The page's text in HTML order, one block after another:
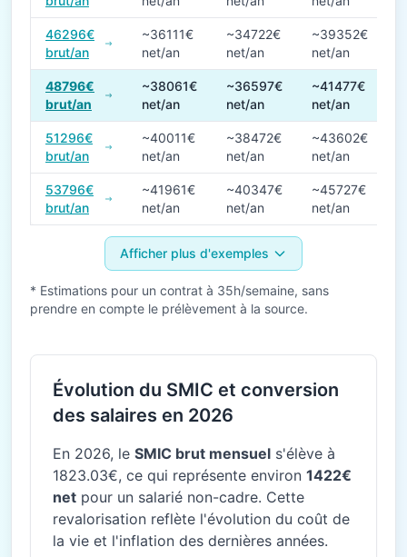
46296€
brut/an
~36111€
net/an
~34722€
net/an
~39352€
net/an
48796€
brut/an
~38061€
net/an
~36597€
net/an
~41477€
net/an
51296€
brut/an
~40011€
net/an
~38472€
net/an
~43602€
net/an
53796€
brut/an
~41961€
net/an
~40347€
net/an
~45727€
net/an
Afficher plus d'exemples
* Estimations pour un contrat à 35h/semaine, sans
prendre en compte le prélèvement à la source.
Évolution du SMIC et conversion
des salaires en 2026
En 2026, le SMIC brut mensuel s'élève à
1823.03€, ce qui représente environ 1422€
net pour un salarié non-cadre. Cette
revalorisation reflète l'évolution du coût de
la vie et l'inflation des dernières années.